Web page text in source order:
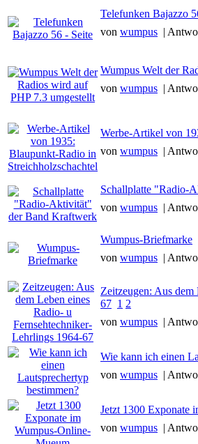
Telefunken Bajazzo
von wumpus |
Wumpus Welt der
von wumpus |
Werbe-Artikel von
von wumpus |
Schallplatte "Radio-
von wumpus |
Wumpus-Briefmarke
von wumpus |
Zeitzeugen: Aus
67 1 2
von wumpus |
Wie kann ich einen
von wumpus |
Jetzt 1300 Exponate
von wumpus |